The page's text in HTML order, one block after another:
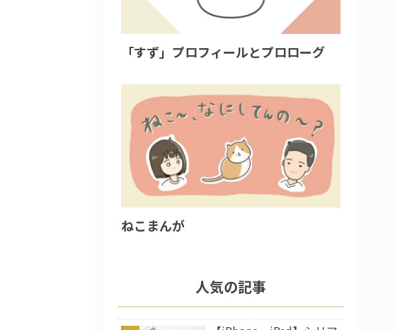
「すず」プロフィールとプロローグ
ねこまんが
人気の記事